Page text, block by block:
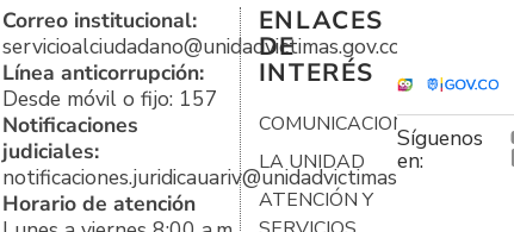
Correo institucional:
servicioalciudadano@unidadvictimas.gov.co
Línea anticorrupción:
Desde móvil o fijo: 157
Notificaciones
judiciales:
notificaciones.juridicauariv@unidadvictimas.gov.co
Horario de atención
ENLACES
DE
INTERÉS
COMUNICACIONES
LA UNIDAD
ATENCIÓN Y
Síguenos
en: